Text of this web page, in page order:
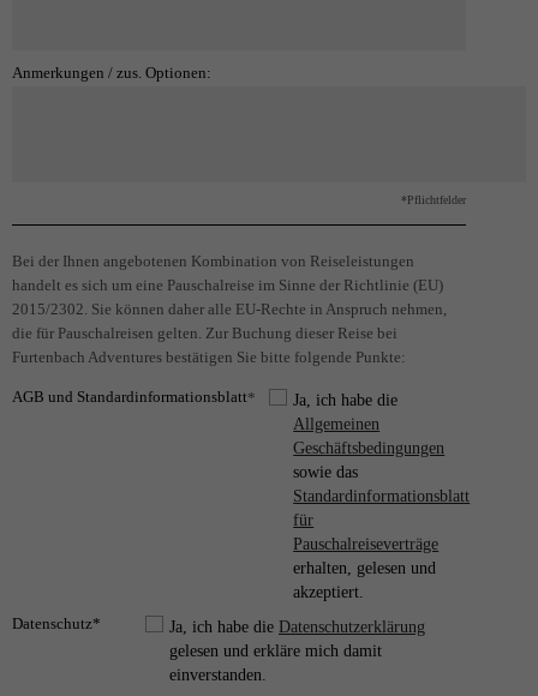
Anmerkungen / zus. Optionen:
*Pflichtfelder
Bei der Ihnen angebotenen Kombination von Reiseleistungen
handelt es sich um eine Pauschalreise im Sinne der Richtlinie (EU)
2015/2302. Sie können daher alle EU-Rechte in Anspruch nehmen,
die für Pauschalreisen gelten. Zur Buchung dieser Reise bei
Furtenbach Adventures bestätigen Sie bitte folgende Punkte:
AGB und Standardinformationsblatt*
Ja, ich habe die
Allgemeinen
Geschäftsbedingungen
sowie das
Standardinformationsblatt
für
Pauschalreiseverträge
erhalten, gelesen und
akzeptiert.
Datenschutz*
Ja, ich habe die Datenschutzerklärung
gelesen und erkläre mich damit
einverstanden.